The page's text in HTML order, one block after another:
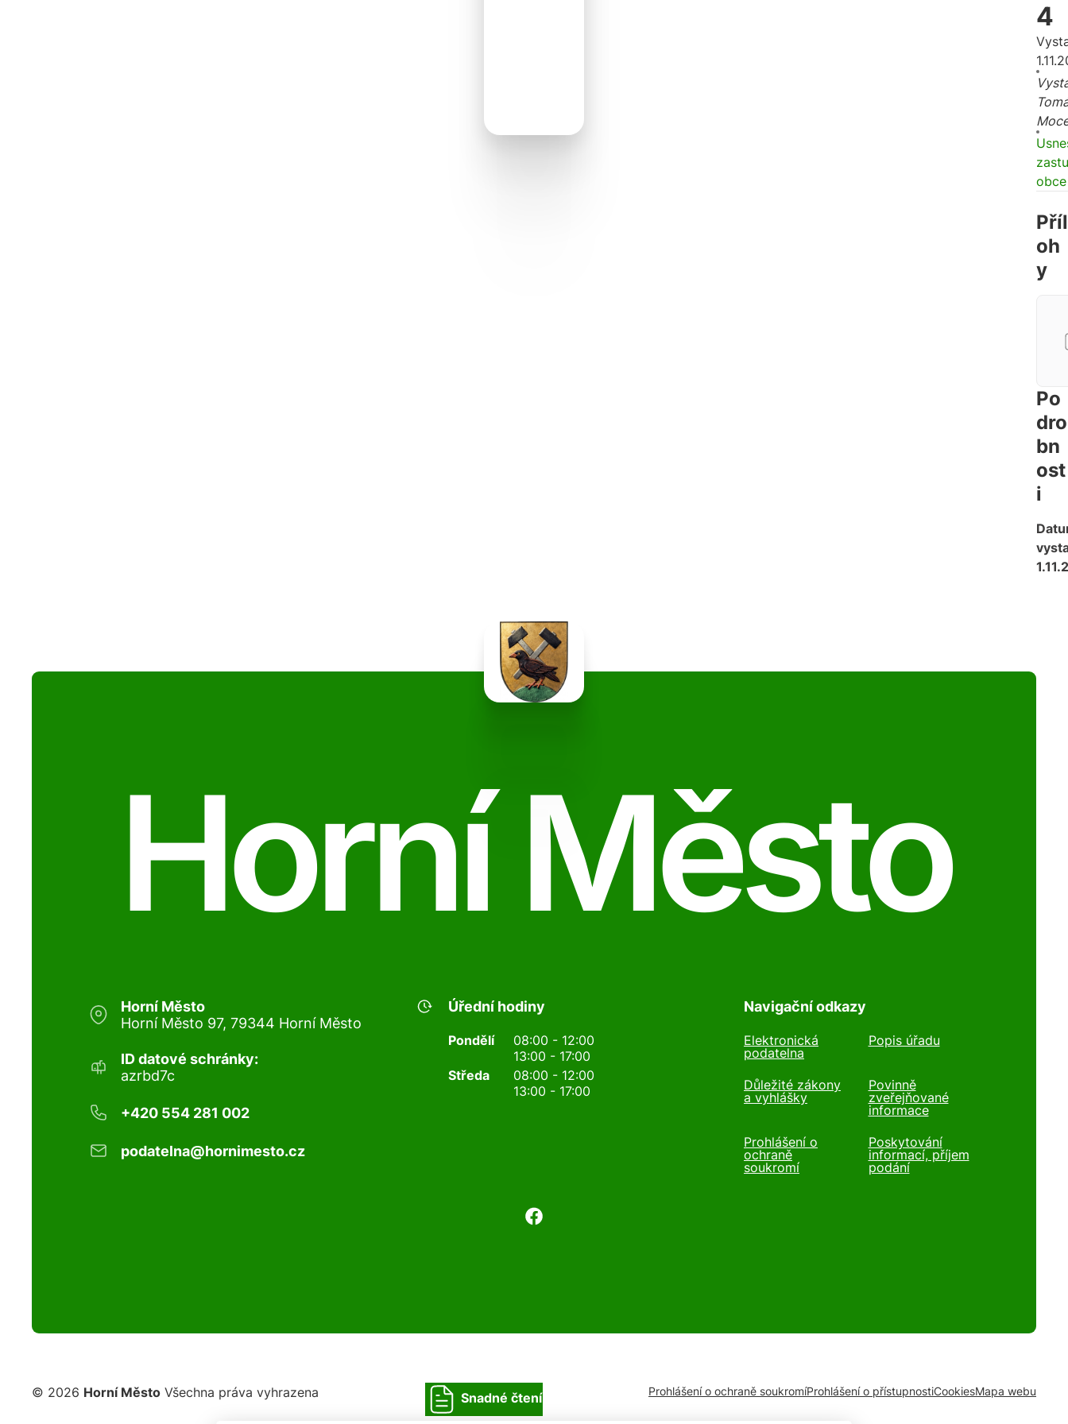
4
obce
Příl
oh
y
Po
dro
bn
ost
i
Horní Město
Horní Město
Horní Město 97, 79344 Horní Město
ID datové schránky:
azrbd7c
+420 554 281 002
podatelna@hornimesto.cz
Úřední hodiny
Pondělí
08:00 - 12:00
13:00 - 17:00
Středa
08:00 - 12:00
13:00 - 17:00
Navigační odkazy
Elektronická
podatelna
Popis úřadu
Důležité zákony
a vyhlášky
Povinně
zveřejňované
informace
Prohlášení o
ochraně
soukromí
Poskytování
informací, příjem
podání
© 2026 Horní Město Všechna práva vyhrazena Snadné čtení Prohlášení o ochraně soukromíProhlášení o přístupnostiCookiesMapa webu